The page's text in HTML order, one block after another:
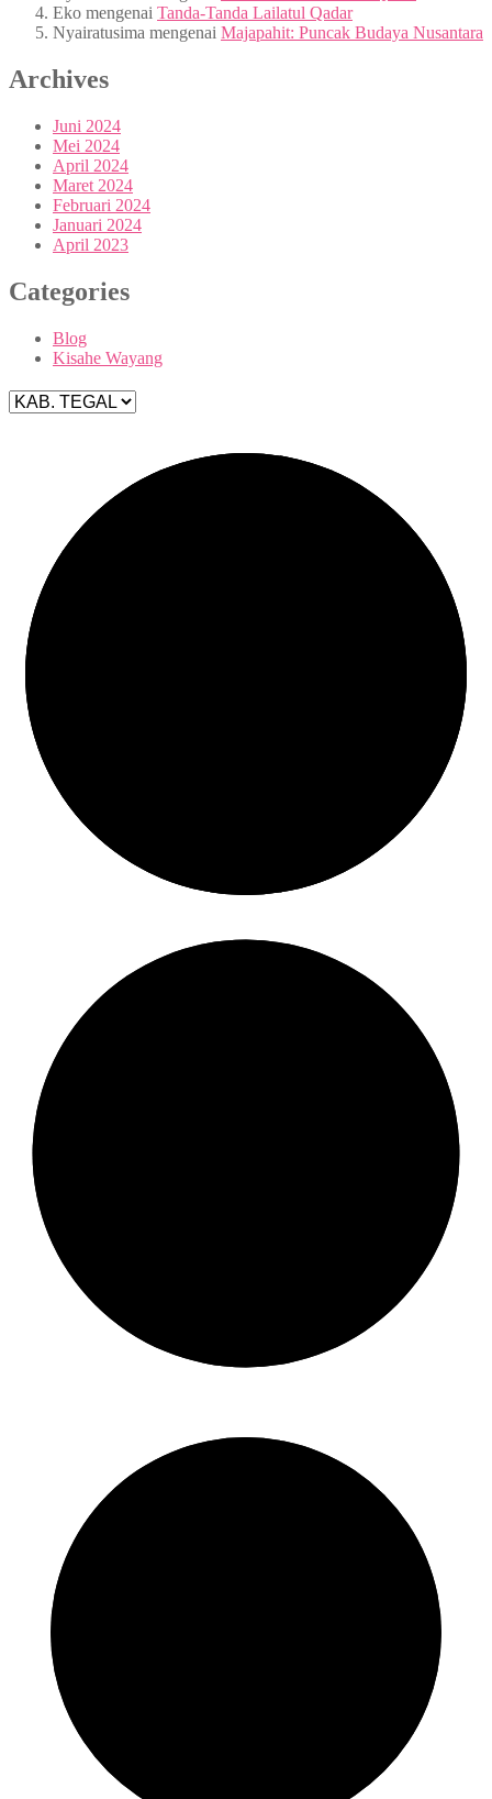
Eko mengenai Tanda-Tanda Lailatul Qadar
Nyairatusima mengenai Majapahit: Puncak Budaya Nusantara
Archives
Juni 2024
Mei 2024
April 2024
Maret 2024
Februari 2024
Januari 2024
April 2023
Categories
Blog
Kisahe Wayang